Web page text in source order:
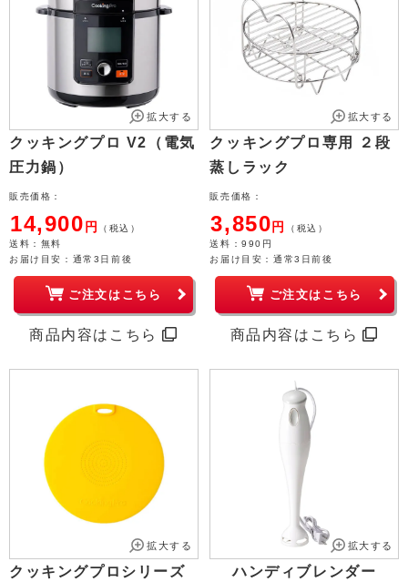
拡大する
クッキングプロ V2（電気
圧力鍋）
販売価格：
14,900 円
（税込）
送料 ：無料
お届け目安： 通常3日前後
ご注文はこちら
商品内容はこちら
拡大する
クッキングプロ専用 ２段
蒸しラック
販売価格：
3,850 円
（税込）
送料 ：990円
お届け目安：通常3日前後
ご注文はこちら
商品内容はこちら
拡大する
クッキングプロシリーズ
拡大する
ハンディブレンダー